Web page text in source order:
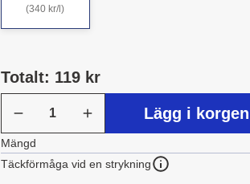
(340 kr/l)
Totalt: 119 kr
Lägg i korgen
Mängd
Täckförmåga vid en strykning